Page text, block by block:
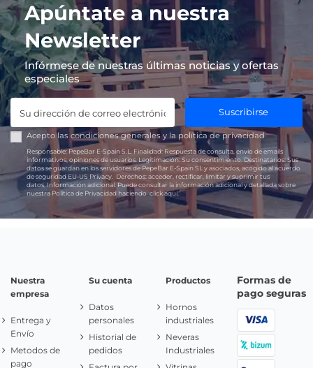
Apúntate a nuestra
Newsletter
Infórmese de nuestras últimas noticias y ofertas
especiales
Suscribirse
Acepto las condiciones generales y lapolítica de privacidad
Responsable:PepeBar E-Spain S.L. Finalidad: Respuesta de consulta, envío de emails
informativos, opiniones de usuarios. Legitimación: Su consentimiento. Destinatarios:Sus
datos se guardan en los servidores de PepeBar E-Spain SL y asociados, acogido al acuerdo
de seguridad EU-US Privacy.
Derechos: acceder, rectificar, limitar y suprimir tus
datos.Información adicional:Puede consultar la información adicional y detallada sobre
nuestra Política de Privacidad haciendoclick aquí.
Nuestra
empresa
Entrega y
Envío
Metodos de
pago
Su cuenta
Datos
personales
Historial de
pedidos
Productos
Hornos
industriales
Neveras
Industriales
Formas de
pago seguras